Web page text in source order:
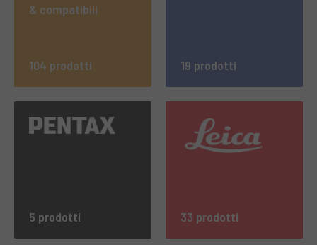
& compatibili
104 prodotti 19 prodotti
5 prodotti 33 prodotti